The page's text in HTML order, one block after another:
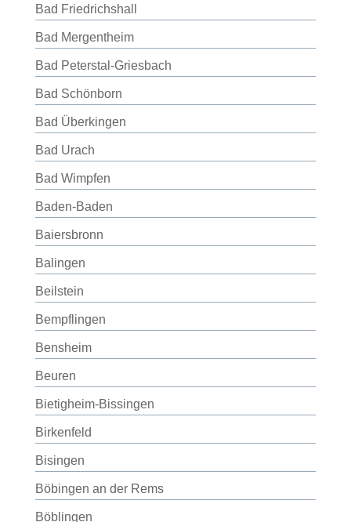
Bad Friedrichshall
Bad Mergentheim
Bad Peterstal-Griesbach
Bad Schönborn
Bad Überkingen
Bad Urach
Bad Wimpfen
Baden-Baden
Baiersbronn
Balingen
Beilstein
Bempflingen
Bensheim
Beuren
Bietigheim-Bissingen
Birkenfeld
Bisingen
Böbingen an der Rems
Böblingen